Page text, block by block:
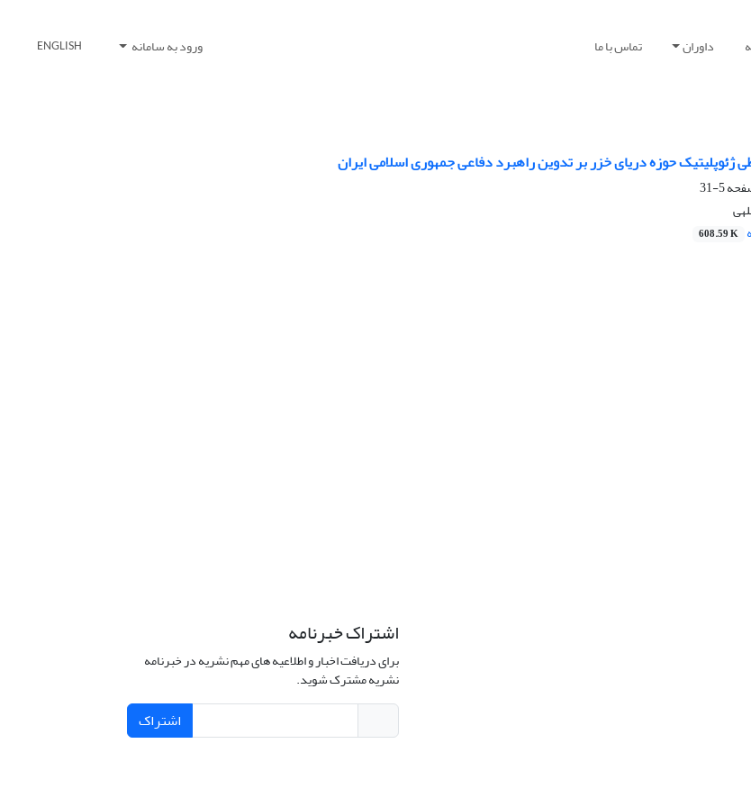
داوران تماس با ما ورود به سامانه ENGLISH
ژئوپلیتیک حوزه دریای خزر بر تدوین راهبرد دفاعی جمهوری اسلامی ایران
5-31
608.59 K
اشتراک خبرنامه
برای دریافت اخبار و اطلاعیه های مهم نشریه در خبرنامه
نشریه مشترک شوید.
اشتراک